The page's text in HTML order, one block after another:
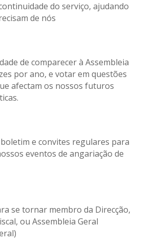
do serviço, ajudando
de nós
de comparecer à Assembleia
por ano, e votar em questões
afectam os nossos futuros
e convites regulares para
eventos de angariação de
se tornar membro da Direcção,
ou Assembleia Geral